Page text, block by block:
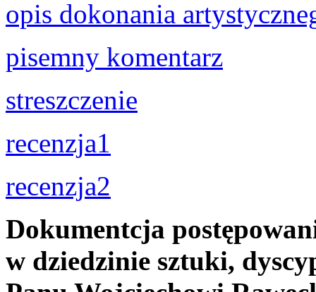
opis dokonania
pisemny komentarz
streszczenie
recenzja1
recenzja2
Dokumentcja
w dziedzinie sztuki,